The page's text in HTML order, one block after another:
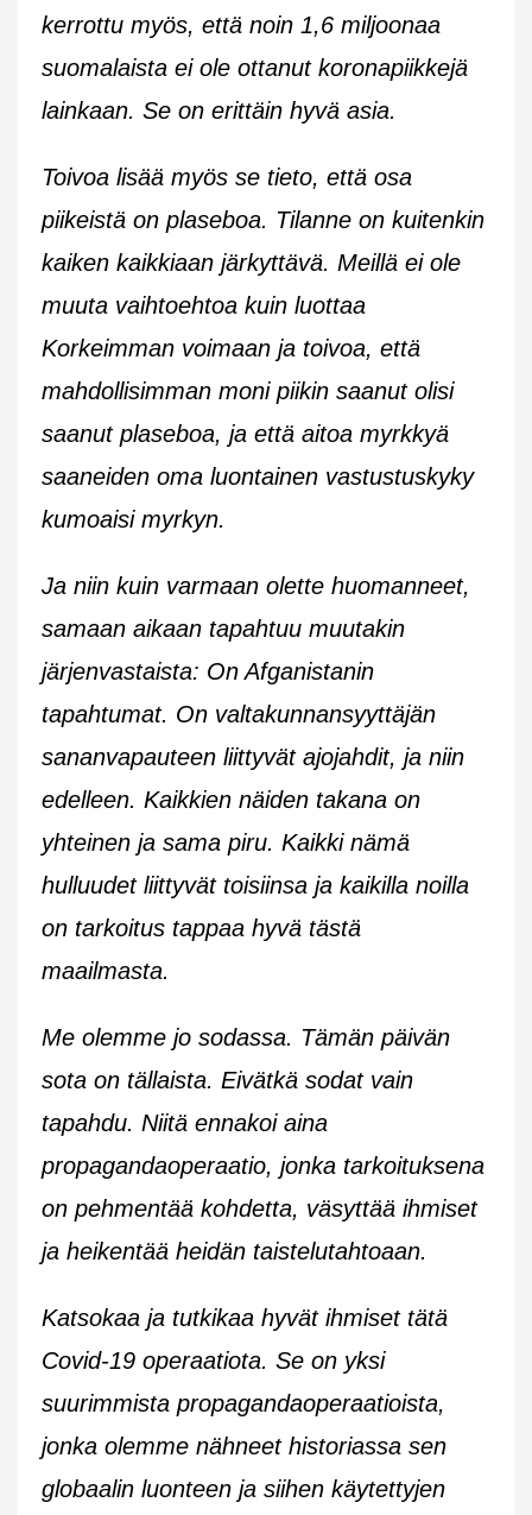
kerrottu myös, että noin 1,6 miljoonaa
suomalaista ei ole ottanut koronapiikkejä
lainkaan. Se on erittäin hyvä asia.
Toivoa lisää myös se tieto, että osa
piikeistä on plaseboa. Tilanne on kuitenkin
kaiken kaikkiaan järkyttävä. Meillä ei ole
muuta vaihtoehtoa kuin luottaa
Korkeimman voimaan ja toivoa, että
mahdollisimman moni piikin saanut olisi
saanut plaseboa, ja että aitoa myrkkyä
saaneiden oma luontainen vastustuskyky
kumoaisi myrkyn.
Ja niin kuin varmaan olette huomanneet,
samaan aikaan tapahtuu muutakin
järjenvastaista: On Afganistanin
tapahtumat. On valtakunnansyyttäjän
sananvapauteen liittyvät ajojahdit, ja niin
edelleen. Kaikkien näiden takana on
yhteinen ja sama piru. Kaikki nämä
hulluudet liittyvät toisiinsa ja kaikilla noilla
on tarkoitus tappaa hyvä tästä
maailmasta.
Me olemme jo sodassa. Tämän päivän
sota on tällaista. Eivätkä sodat vain
tapahdu. Niitä ennakoi aina
propagandaoperaatio, jonka tarkoituksena
on pehmentää kohdetta, väsyttää ihmiset
ja heikentää heidän taistelutahtoaan.
Katsokaa ja tutkikaa hyvät ihmiset tätä
Covid-19 operaatiota. Se on yksi
suurimmista propagandaoperaatioista,
jonka olemme nähneet historiassa sen
globaalin luonteen ja siihen käytettyjen